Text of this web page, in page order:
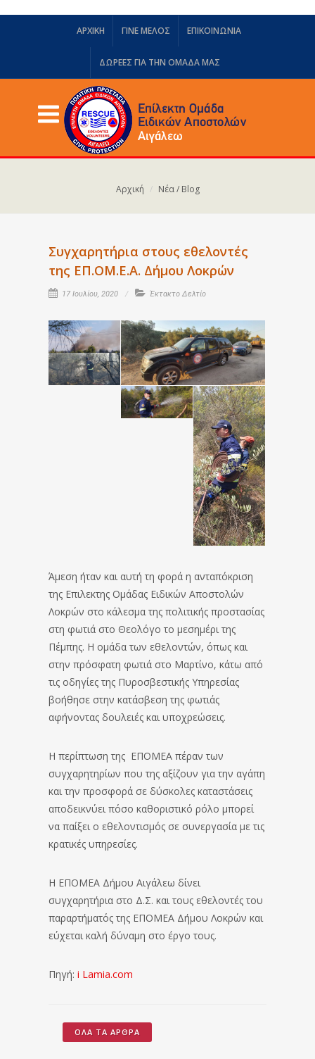
ΑΡΧΙΚΗ ΓΙΝΕ ΜΕΛΟΣ ΕΠΙΚΟΙΝΩΝΙΑ
ΔΩΡΕΈΣ ΓΙΑ ΤΗΝ ΟΜΆΔΑ ΜΑΣ
Αρχική Νέα / Blog
Συγχαρητήρια στους εθελοντές
της ΕΠ.ΟΜ.Ε.Α. Δήμου Λοκρών
17 Ιουλίου, 2020 Έκτακτο Δελτίο
Άμεση ήταν και αυτή τη φορά η ανταπόκριση
της Επιλεκτης Ομάδας Ειδικών Αποστολών
Λοκρών στο κάλεσμα της πολιτικής προστασίας
στη φωτιά στο Θεολόγο το μεσημέρι της
Πέμπης. Η ομάδα των εθελοντών, όπως και
στην πρόσφατη φωτιά στο Μαρτίνο, κάτω από
τις οδηγίες της Πυροσβεστικής Υπηρεσίας
βοήθησε στην κατάσβεση της φωτιάς
αφήνοντας δουλειές και υποχρεώσεις.
Η περίπτωση της ΕΠΟΜΕΑ πέραν των
συγχαρητηρίων που της αξίζουν για την αγάπη
και την προσφορά σε δύσκολες καταστάσεις
αποδεικνύει πόσο καθοριστικό ρόλο μπορεί
να παίξει ο εθελοντισμός σε συνεργασία με τις
κρατικές υπηρεσίες.
Η ΕΠΟΜΕΑ Δήμου Αιγάλεω δίνει
συγχαρητήρια στο Δ.Σ. και τους εθελοντές του
παραρτήματός της ΕΠΟΜΕΑ Δήμου Λοκρών και
εύχεται καλή δύναμη στο έργο τους.
Πηγή: i Lamia.com
ΌΛΑ ΤΑ ΆΡΘΡΑ